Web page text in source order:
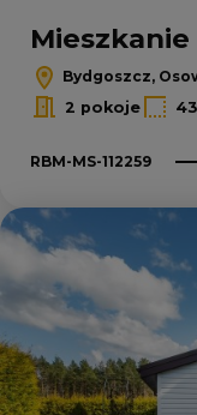
Bydgoszcz,
2 pokoje
RBM-MS-112259